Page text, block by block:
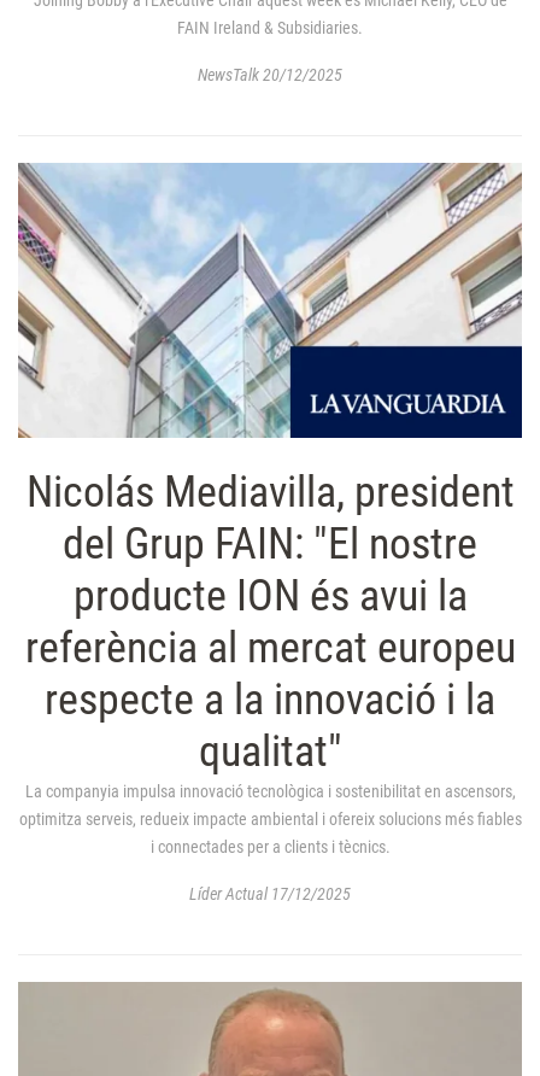
FAIN Ireland & Subsidiaries.
NewsTalk 20/12/2025
Nicolás Mediavilla, president
del Grup FAIN: "El nostre
producte ION és avui la
referència al mercat europeu
respecte a la innovació i la
qualitat"
La companyia impulsa innovació tecnològica i sostenibilitat en ascensors,
optimitza serveis, redueix impacte ambiental i ofereix solucions més fiables
i connectades per a clients i tècnics.
Líder Actual 17/12/2025